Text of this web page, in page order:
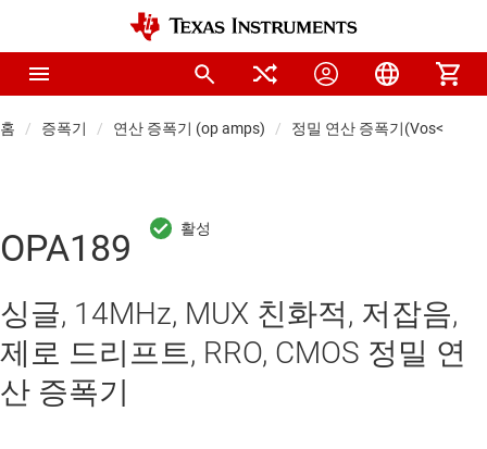
홈 증폭기 연산 증폭기 (op amps) 정밀 연산 증폭기(Vos<1mV)
OPA189
싱글, 14MHz, MUX 친화적, 저잡음,
제로 드리프트, RRO, CMOS 정밀 연
산 증폭기